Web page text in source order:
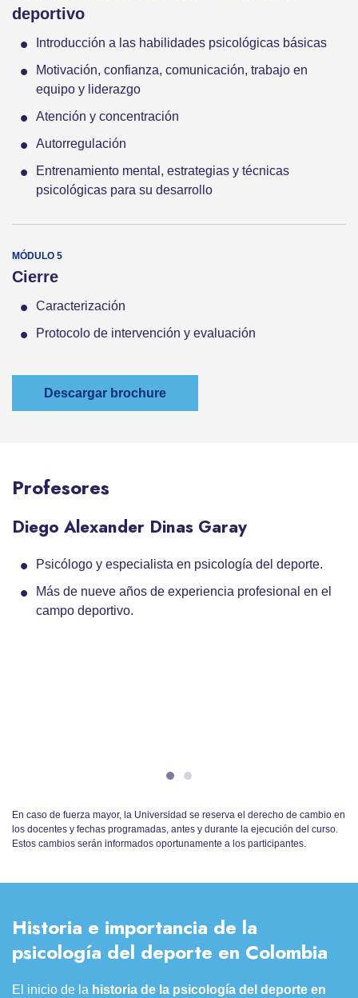
deportivo
Introducción a las habilidades psicológicas básicas
Motivación, confianza, comunicación, trabajo en
equipo y liderazgo
Atención y concentración
Autorregulación
Entrenamiento mental, estrategias y técnicas
psicológicas para su desarrollo
Cierre
Caracterización
Protocolo de intervención y evaluación
Descargar brochure
Profesores
Diego Alexander Dinas Garay
Psicólogo y especialista en psicología del deporte.
Más de nueve años de experiencia profesional en el
campo deportivo.
En caso de fuerza mayor, la Universidad se reserva el derecho de cambio en
los docentes y fechas programadas, antes y durante la ejecución del curso.
Estos cambios serán informados oportunamente a los participantes.
Historia e importancia de la
psicología del deporte en Colombia
El inicio de la historia de la psicología del deporte en